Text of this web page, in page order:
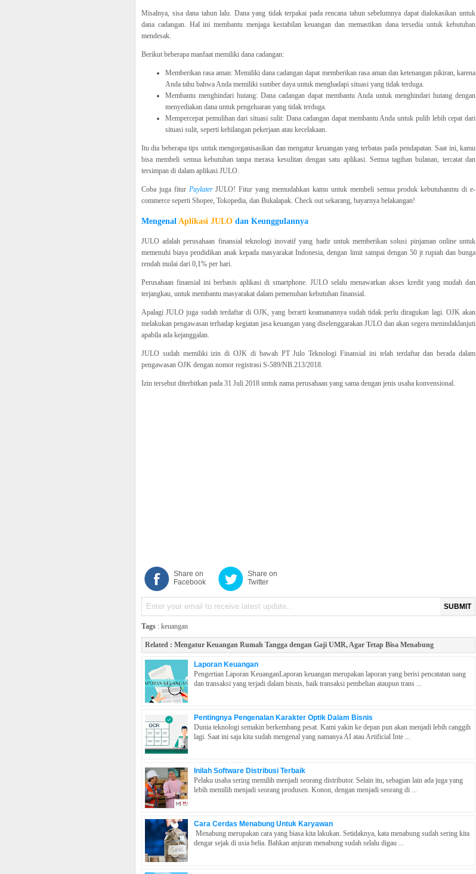
Misalnya, sisa dana tahun lalu. Dana yang tidak terpakai pada rencana tahun sebelumnya dapat dialokasikan untuk
dana cadangan. Hal ini membantu menjaga kestabilan keuangan dan memastikan dana tersedia untuk kebutuhan
mendesak.
Berikut beberapa manfaat memiliki dana cadangan:
Memberikan rasa aman: Memiliki dana cadangan dapat memberikan rasa aman dan ketenangan pikiran, karena
Anda tahu bahwa Anda memiliki sumber daya untuk menghadapi situasi yang tidak terduga.
Membantu menghindari hutang: Dana cadangan dapat membantu Anda untuk menghindari hutang dengan
menyediakan dana untuk pengeluaran yang tidak terduga.
Mempercepat pemulihan dari situasi sulit: Dana cadangan dapat membantu Anda untuk pulih lebih cepat dari
situasi sulit, seperti kehilangan pekerjaan atau kecelakaan.
Itu dia beberapa tips untuk mengorganisasikan dan mengatur keuangan yang terbatas pada pendapatan. Saat ini, kamu
bisa membeli semua kebutuhan tanpa merasa kesulitan dengan satu aplikasi. Semua tagihan bulanan, tercatat dan
tersimpan di dalam aplikasi JULO.
Coba juga fitur PaylaterJULO! Fitur yang memudahkan kamu untuk membeli semua produk kebutuhanmu di e-
commerce seperti Shopee, Tokopedia, dan Bukalapak. Check out sekarang, bayarnya belakangan!
MengenalAplikasi JULO dan Keunggulannya
JULO adalah perusahaan finansial teknologi inovatif yang hadir untuk memberikan solusi pinjaman online untuk
memenuhi biaya pendidikan anak kepada masyarakat Indonesia, dengan limit sampai dengan 50 jt rupiah dan bunga
rendah mulai dari 0,1% per hari.
Perusahaan finansial ini berbasis aplikasi di smartphone. JULO selalu menawarkan akses kredit yang mudah dan
terjangkau, untuk membantu masyarakat dalam pemenuhan kebutuhan finansial.
Apalagi JULO juga sudah terdaftar di OJK, yang berarti keamanannya sudah tidak perlu diragukan lagi. OJK akan
melakukan pengawasan terhadap kegiatan jasa keuangan yang diselenggarakan JULO dan akan segera menindaklanjuti
apabila ada kejanggalan.
JULO sudah memiliki izin di OJK di bawah PT Julo Teknologi Finansial ini telah terdaftar dan berada dalam
pengawasan OJK dengan nomor registrasi S-589/NB.213/2018.
Izin tersebut diterbitkan pada 31 Juli 2018 untuk nama perusahaan yang sama dengan jenis usaha konvensional.
Share on
Facebook
Share on
Twitter
SUBMIT
Tags : keuangan
Related : Mengatur Keuangan Rumah Tangga dengan Gaji UMR, Agar Tetap Bisa Menabung
Laporan Keuangan
Pengertian Laporan KeuanganLaporan keuangan merupakan laporan yang berisi pencatatan uang
dan transaksi yang terjadi dalam bisnis, baik transaksi pembelian ataupun trans ...
Pentingnya Pengenalan Karakter Optik Dalam Bisnis
Dunia teknologi semakin berkembang pesat. Kami yakin ke depan pun akan menjadi lebih canggih
lagi. Saat ini saja kita sudah mengenal yang namanya AI atau Artificial Inte ...
Inilah Software Distribusi Terbaik
Pelaku usaha sering memilih menjadi seorang distributor. Selain itu, sebagian lain ada juga yang
lebih memilih menjadi seorang produsen. Konon, dengan menjadi seorang di ...
Cara Cerdas Menabung Untuk Karyawan
Menabung merupakan cara yang biasa kita lakukan. Setidaknya, kata menabung sudah sering kita
dengar sejak di usia belia. Bahkan anjuran menabung sudah selalu digau ...